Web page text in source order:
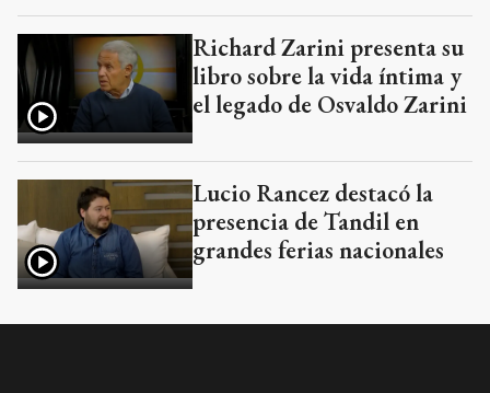
Richard Zarini presenta su
libro sobre la vida íntima y
el legado de Osvaldo Zarini
Lucio Rancez destacó la
presencia de Tandil en
grandes ferias nacionales